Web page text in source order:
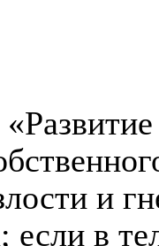
и
если в